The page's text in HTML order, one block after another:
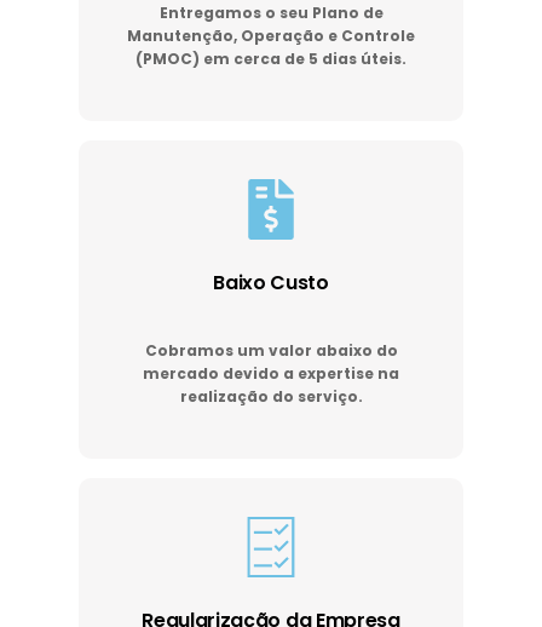
Entregamos o seu Plano de
Manutenção, Operação e Controle
(PMOC) em cerca de 5 dias úteis.
Baixo Custo
Cobramos um valor abaixo do
mercado devido a expertise na
realização do serviço.
Regularização da Empresa